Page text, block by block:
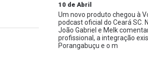
10 de Abril
Um novo produto chegou à
podcast oficial do Ceará SC.
João Gabriel e Melk
profissional, a integração
Porangabuçu e o m